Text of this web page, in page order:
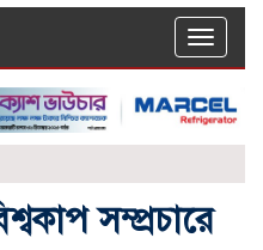
Toggle
সম্প্রচারে